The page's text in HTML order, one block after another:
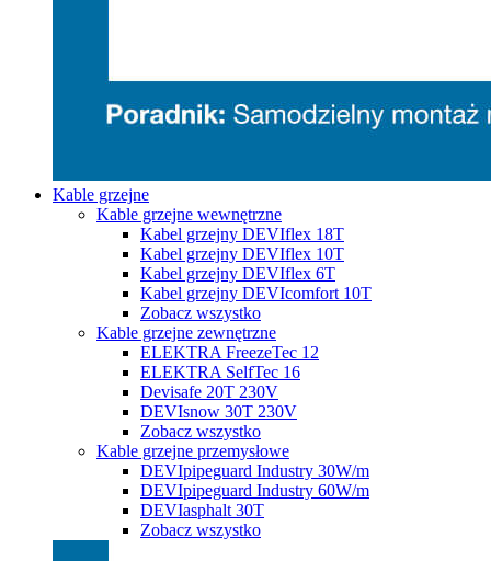
Kable grzejne
Kable grzejne wewnętrzne
Kabel grzejny DEVIflex 18T
Kabel grzejny DEVIflex 10T
Kabel grzejny DEVIflex 6T
Kabel grzejny DEVIcomfort 10T
Zobacz wszystko
Kable grzejne zewnętrzne
ELEKTRA FreezeTec 12
ELEKTRA SelfTec 16
Devisafe 20T 230V
DEVIsnow 30T 230V
Zobacz wszystko
Kable grzejne przemysłowe
DEVIpipeguard Industry 30W/m
DEVIpipeguard Industry 60W/m
DEVIasphalt 30T
Zobacz wszystko